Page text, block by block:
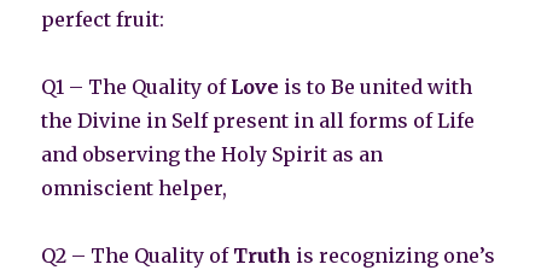
perfect fruit:
Q1 – The Quality of Love is to Be united with
the Divine in Self present in all forms of Life
and observing the Holy Spirit as an
omniscient helper,
Q2 – The Quality of Truth is recognizing one’s